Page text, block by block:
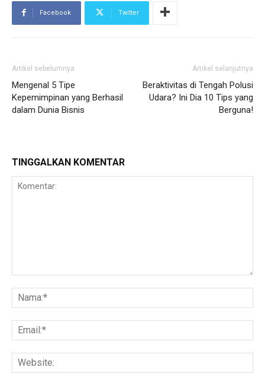
Facebook Twitter
Artikel sebelumnya
Mengenal 5 Tipe
Kepemimpinan yang Berhasil
dalam Dunia Bisnis
Artikel selanjutnya
Beraktivitas di Tengah Polusi
Udara? Ini Dia 10 Tips yang
Berguna!
TINGGALKAN KOMENTAR